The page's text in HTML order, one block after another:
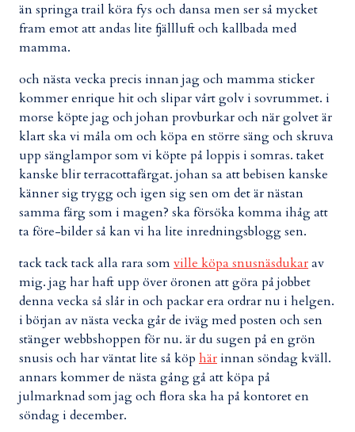
än springa trail köra fys och dansa men ser så mycket
fram emot att andas lite fjällluft och kallbada med
mamma.
och nästa vecka precis innan jag och mamma sticker
kommer enrique hit och slipar vårt golv i sovrummet. i
morse köpte jag och johan provburkar och när golvet är
klart ska vi måla om och köpa en större säng och skruva
upp sänglampor som vi köpte på loppis i somras. taket
kanske blir terracottafärgat. johan sa att bebisen kanske
känner sig trygg och igen sig sen om det är nästan
samma färg som i magen? ska försöka komma ihåg att
ta före-bilder så kan vi ha lite inredningsblogg sen.
tack tack tack alla rara somville köpa snusnäsdukarav
mig. jag har haft upp över öronen att göra på jobbet
denna vecka så slår in och packar era ordrar nu i helgen.
i början av nästa vecka går de iväg med posten och sen
stänger webbshoppen för nu. är du sugen på en grön
snusis och har väntat lite så köp härinnan söndag kväll.
annars kommer de nästa gång gå att köpa på
julmarknad som jag och flora ska ha på kontoret en
söndag i december.